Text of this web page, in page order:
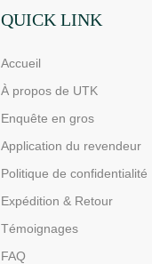
QUICK LINK
Accueil
À propos de UTK
Enquête en gros
Application du revendeur
Politique de confidentialité
Expédition & Retour
Témoignages
FAQ